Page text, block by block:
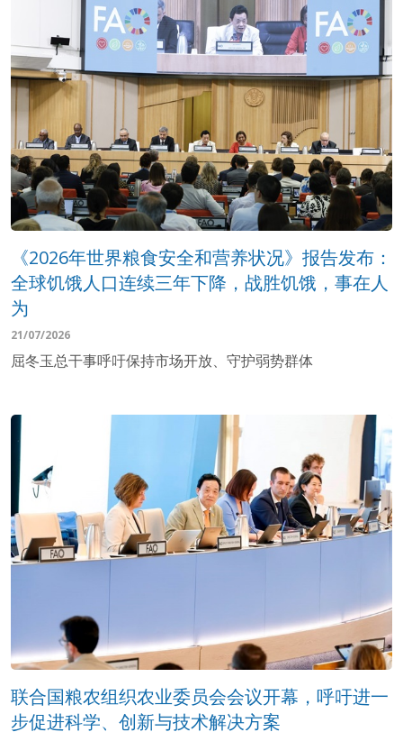
《2026年世界粮食安全和营养状况》报告发布：
全球饥饿人口连续三年下降，战胜饥饿，事在人
为
21/07/2026
屈冬玉总干事呼吁保持市场开放、守护弱势群体
联合国粮农组织农业委员会会议开幕，呼吁进一
步促进科学、创新与技术解决方案